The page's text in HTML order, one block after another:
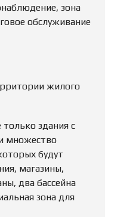
зона
обслуживание
жилого
здания с
множество
будут
магазины,
два бассейна
зона для